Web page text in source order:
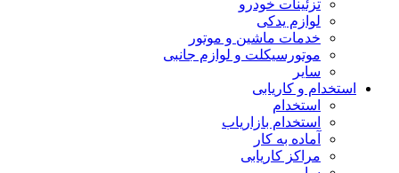
تزئینات خودرو
لوازم یدکی
خدمات ماشین و موتور
موتورسیکلت و لوازم جانبی
سایر
استخدام و کاریابی
استخدام
استخدام بازاریاب
آماده به کار
مراکز کاریابی